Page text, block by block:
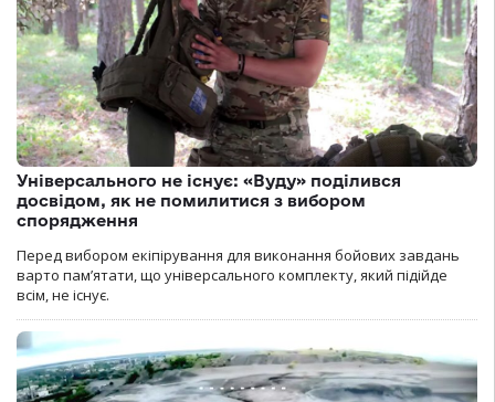
Універсального не існує: «Вуду» поділився
досвідом, як не помилитися з вибором
спорядження
Перед вибором екіпірування для виконання бойових завдань
варто пам’ятати, що універсального комплекту, який підійде
всім, не існує.